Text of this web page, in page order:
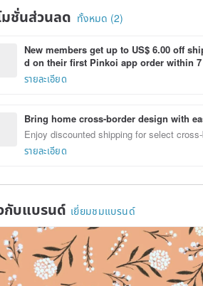
มชั่นส่วนลด ทั้งหมด (2)
New members get up to US$ 6.00 off
d on their first Pinkoi app order within
รายละเอียด
Bring home cross-border design with
Enjoy discounted shipping for select
รายละเอียด
กับแบรนด์ เยี่ยมชมแบรนด์